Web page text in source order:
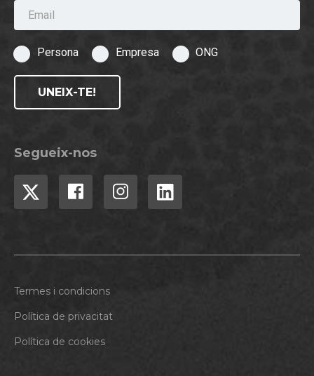
Email
Persona Empresa ONG
UNEIX-TE!
Segueix-nos
Termes i condicions
Política de privacitat
Política de cookies